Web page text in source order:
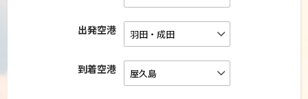
出発空港
到着空港